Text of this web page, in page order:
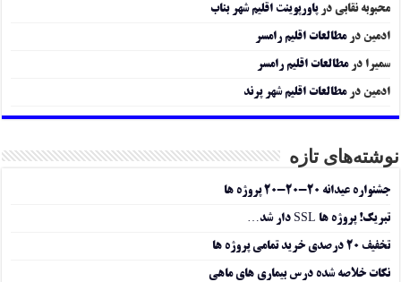
محبوبه نقابی درپاورپوینت اقلیم شهر بناب
ادمین درمطالعات اقلیم رامسر
سمیرا درمطالعات اقلیم رامسر
ادمین درمطالعات اقلیم شهر پرند
نوشته‌های تازه
جشنواره عیدانه ۲۰-۲۰-۲۰ پروژه ها
تبریک! پروژه ها SSL دار شد…
تخفیف ۲۰ درصدی خرید تمامی پروژه ها
نکات خلاصه شده درس بیماری های ماهی